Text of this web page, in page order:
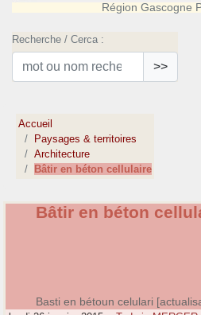
Région Gascogne
Recherche / Cerca :
>>
Accueil
Paysages & territoires
Architecture
Bâtir en béton cellulaire
Bâtir en béton
Basti en bétoun celulari